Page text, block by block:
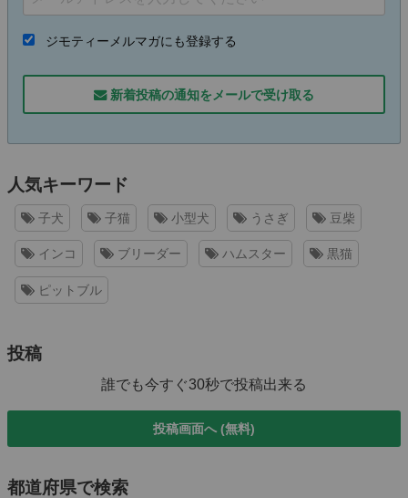
ジモティーメルマガにも登録する
新着投稿の通知をメールで受け取る
人気キーワード
子犬 子猫 小型犬 うさぎ 豆柴
インコ ブリーダー ハムスター 黒猫
ピットブル
投稿
誰でも今すぐ30秒で投稿出来る
投稿画面へ (無料)
都道府県で検索